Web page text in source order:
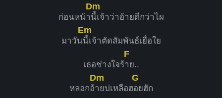
ก่อนหน้า
Dm
นี้เจ้าว่าอ้ายดีกว่าไผ
มาวัน
Em
นี้เจ้าตัดสัมพันธ์เยื่อใย
เธอช่างใจร้
F
าย..
หลอกอ้
Dm
ายบ่เหลือฮ
G
อยฮัก